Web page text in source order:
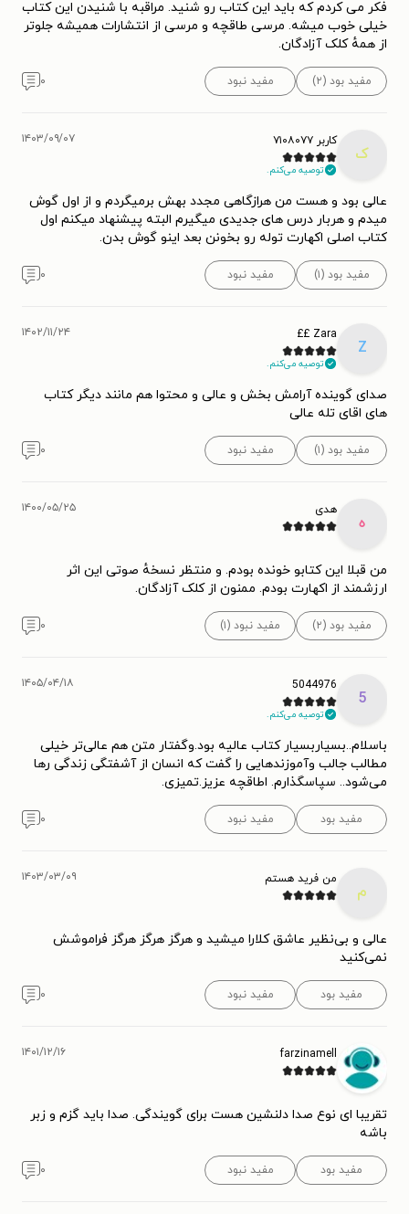
فکر می کردم که باید این کتاب رو شنید. مراقبه با شنیدن این کتاب
خیلی خوب میشه. مرسی طاقچه و مرسی از انتشارات همیشه جلوتر
از همهٔ کلک آزادگان.
مفید بود (۲) مفید نبود ۰
ک
کاربر ۷۱۰۸۰۷۷
توصیه می‌کنم.
۱۴۰۳/۰۹/۰۷
عالی بود و هست من هرازگاهی مجدد بهش برمیگردم و از اول گوش
میدم و هربار درس های جدیدی میگیرم البته پیشنهاد میکنم اول
کتاب اصلی اکهارت توله رو بخونن بعد اینو گوش بدن.
مفید بود (۱) مفید نبود ۰
Z
Zara ££
توصیه می‌کنم.
۱۴۰۲/۱۱/۲۴
صدای گوینده آرامش بخش و عالی و محتوا هم مانند دیگر کتاب
های اقای تله عالی
مفید بود (۱) مفید نبود ۰
ه
هدی ۱۴۰۰/۰۵/۲۵
من قبلا این کتابو خونده بودم. و منتظر نسخهٔ صوتی این اثر
ارزشمند از اکهارت بودم. ممنون از کلک آزادگان.
مفید بود (۲) مفید نبود (۱) ۰
5
5044976
توصیه می‌کنم.
۱۴۰۵/۰۴/۱۸
باسلام..بسیاربسیار کتاب عالیه بود.وگفتار متن هم عالی‌تر خیلی
مطالب جالب وآموزندهایی را گفت که انسان از آشفتگی زندگی رها
می‌شود.. سپاسگذارم. اطاقچه عزیز.تمیزی.
مفید بود مفید نبود ۰
م
من فرید هستم ۱۴۰۳/۰۳/۰۹
عالی و بی‌نظیر عاشق کلارا میشید و هرگز هرگز هرگز فراموشش
نمی‌کنید
مفید بود مفید نبود ۰
farzinamell ۱۴۰۱/۱۲/۱۶
تقریبا ای نوع صدا دلنشین هست برای گویندگی. صدا باید گزم و زبر
باشه
مفید بود مفید نبود ۰